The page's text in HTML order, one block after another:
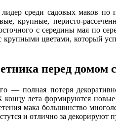
среди садовых маков по
крупные, перисто-
с середины мая по
крупными цветами, который
перед домом
— полная потеря
концу лета формируются
мака большинство
и отлично за декорируют